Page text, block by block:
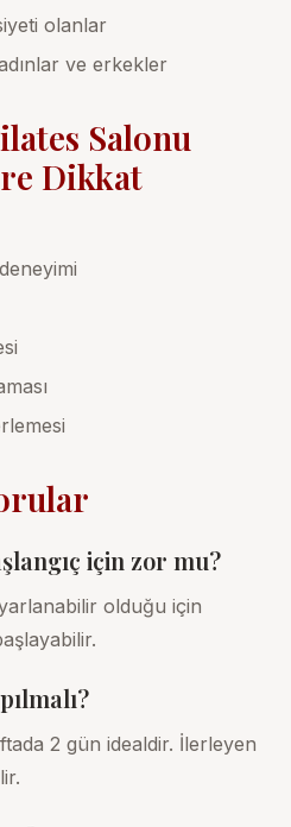
olanlar
ve erkekler
Salonu
Dikkat
için zor mu?
olduğu için
2 gün idealdir. İlerleyen